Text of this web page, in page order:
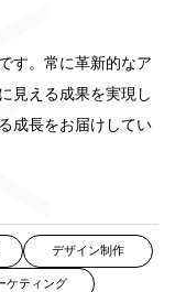
す。常に革新的なア
見える成果を実現し
成長をお届けしてい
デザイン制作
ケティング